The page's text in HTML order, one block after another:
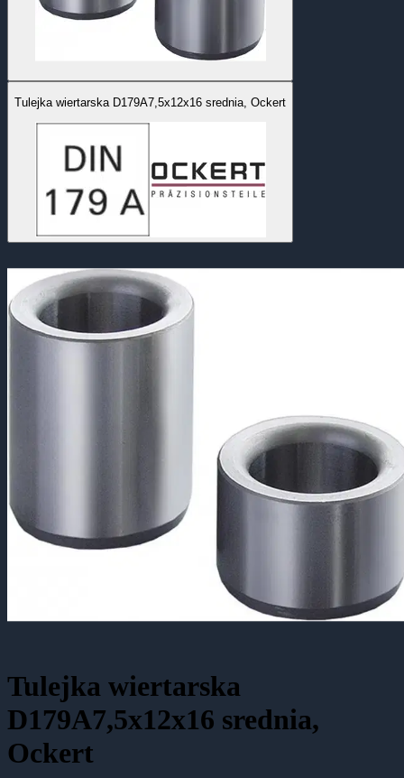
Tulejka wiertarska D179A7,5x12x16 srednia, Ockert
Tulejka wiertarska
D179A7,5x12x16 srednia,
Ockert